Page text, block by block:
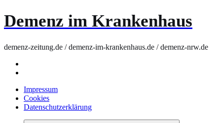
Demenz im Krankenhaus
demenz-zeitung.de / demenz-im-krankenhaus.de / demenz-nrw.de
Impressum
Cookies
Datenschutzerklärung